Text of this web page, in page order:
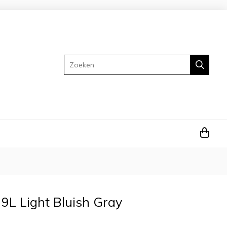
Light Bluish Gray